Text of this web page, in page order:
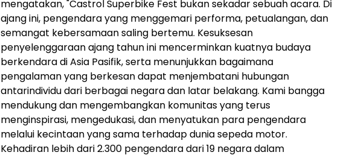
mengatakan, "Castrol Superbike Fest bukan sekadar sebuah acara. Di
ajang ini, pengendara yang menggemari performa, petualangan, dan
semangat kebersamaan saling bertemu. Kesuksesan
penyelenggaraan ajang tahun ini mencerminkan kuatnya budaya
berkendara di Asia Pasifik, serta menunjukkan bagaimana
pengalaman yang berkesan dapat menjembatani hubungan
antarindividu dari berbagai negara dan latar belakang. Kami bangga
mendukung dan mengembangkan komunitas yang terus
menginspirasi, mengedukasi, dan menyatukan para pengendara
melalui kecintaan yang sama terhadap dunia sepeda motor.
Kehadiran lebih dari 2.300 pengendara dari 19 negara dalam